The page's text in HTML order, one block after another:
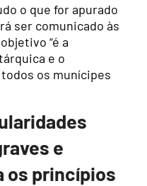
o que for apurado
ser comunicado às
“é a
e o
os munícipes
e
os princípios